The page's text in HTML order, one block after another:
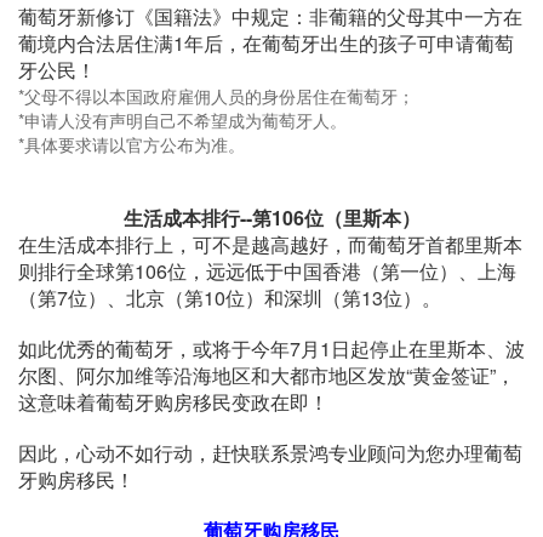
葡萄牙新修订《国籍法》中规定：非葡籍的父母其中一方在
葡境内合法居住满1年后，在葡萄牙出生的孩子可申请葡萄
牙公民！
*父母不得以本国政府雇佣人员的身份居住在葡萄牙；
*申请人没有声明自己不希望成为葡萄牙人。
*具体要求请以官方公布为准。
生活成本排行--第106位（里斯本）
在生活成本排行上，可不是越高越好，而葡萄牙首都里斯本
则排行全球第106位，远远低于中国香港（第一位）、上海
（第7位）、北京（第10位）和深圳（第13位）。
如此优秀的葡萄牙，或将于今年7月1日起停止在里斯本、波
尔图、阿尔加维等沿海地区和大都市地区发放“黄金签证”，
这意味着葡萄牙购房移民变政在即！
因此，心动不如行动，赶快联系景鸿专业顾问为您办理葡萄
牙购房移民！
葡萄牙购房移民